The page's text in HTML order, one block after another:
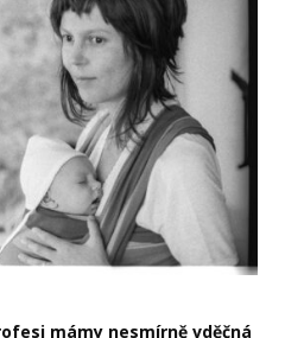
mámy nesmírně vděčná